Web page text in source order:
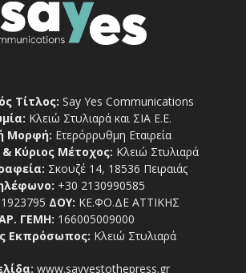
Τίτλος: Say Yes Communications
Κλειώ Στυλιαρά και ΣΙΑ Ε.Ε.
Μορφή: Ετερόρρυθμη Εταιρεία
& Κύριος Μέτοχος: Κλειώ Στυλιαρά
Σκουζέ 14, 18536 Πειραιάς
+30 2130990585
ΔΟΥ: ΚΕ.ΦΟ.ΔΕ ΑΤΤΙΚΗΣ
ΓΕΜΗ: 166005009000
Εκπρόσωπος: Κλειώ Στυλιαρά
www.sayyestothepress.gr